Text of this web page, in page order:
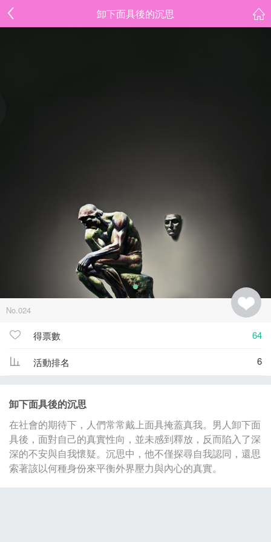
卸下面具後的沉思
No.024
得票數 64
活動排名 6
卸下面具後的沉思
在社會的期待下，人們常常戴上面具掩蓋真我。男人卸下面
具後，面對自己的真實性向，並未感到釋放，反而陷入了深
深的不安與自我懷疑。沉思中，他不僅探尋自我認同，還思
索著該以何種身份來平衡外界壓力與內心的真實。